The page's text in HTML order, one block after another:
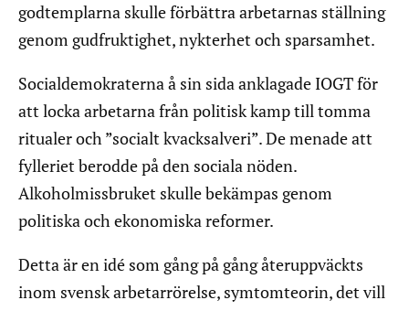
godtemplarna skulle förbättra arbetarnas ställning
genom gudfruktighet, nykterhet och sparsamhet.
Socialdemokraterna å sin sida anklagade IOGT för
att locka arbetarna från politisk kamp till tomma
ritualer och ”socialt kvacksalveri”. De menade att
fylleriet berodde på den sociala nöden.
Alkoholmissbruket skulle bekämpas genom
politiska och ekonomiska reformer.
Detta är en idé som gång på gång återuppväckts
inom svensk arbetarrörelse, symtomteorin, det vill